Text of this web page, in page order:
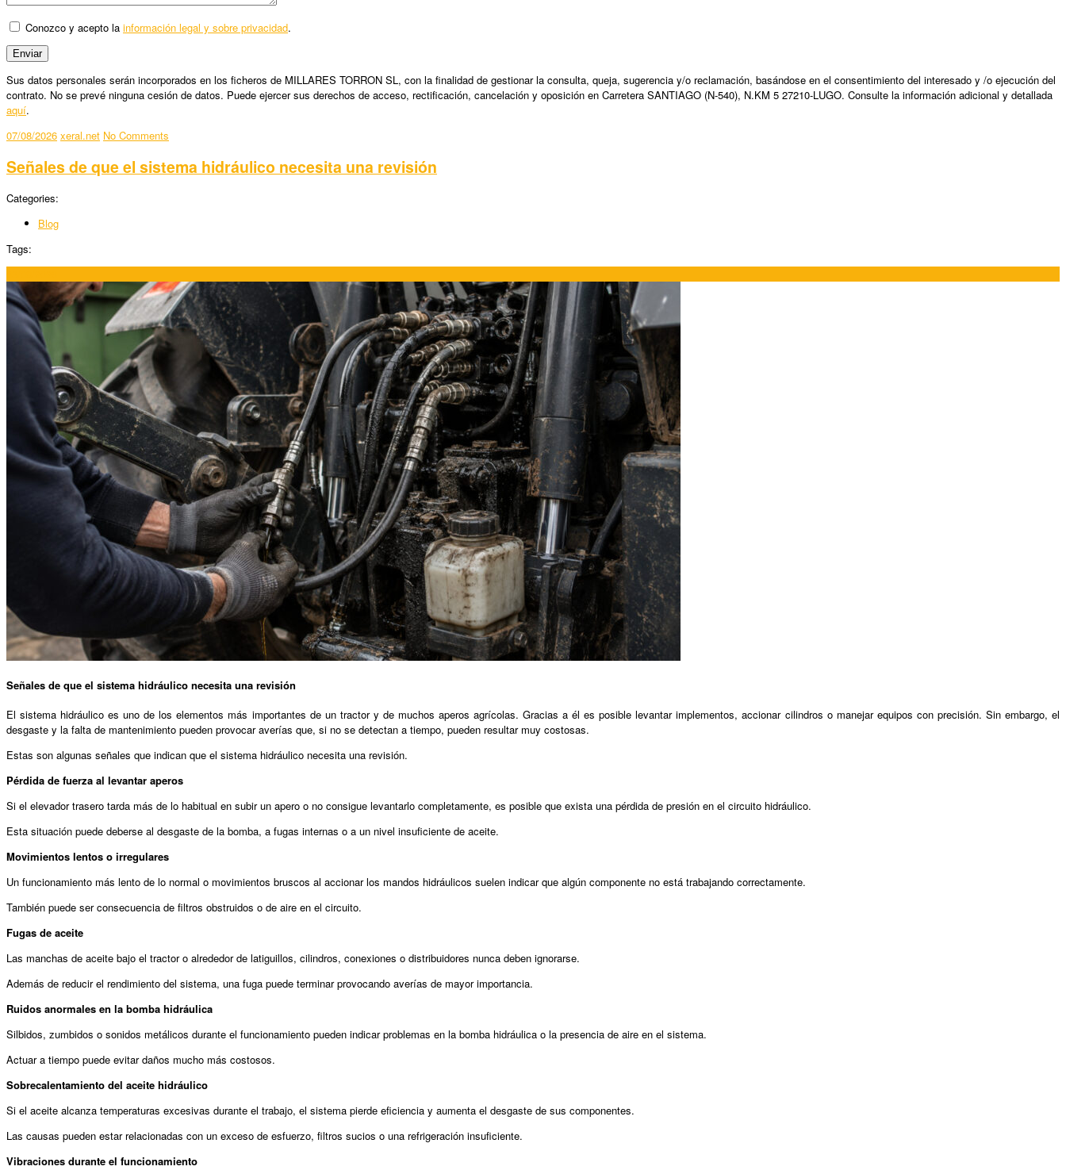
Conozco y acepto la información legal y sobre privacidad.
Sus datos personales serán incorporados en los ficheros de MILLARES TORRON SL, con la finalidad de gestionar la consulta, queja, sugerencia y/o reclamación, basándose en el consentimiento del interesado y /o ejecución del
contrato. No se prevé ninguna cesión de datos. Puede ejercer sus derechos de acceso, rectificación, cancelación y oposición en Carretera SANTIAGO (N-540), N.KM 5 27210-LUGO. Consulte la información adicional y detallada
aquí.
07/08/2026 xeral.net No Comments
Señales de que el sistema hidráulico necesita una revisión
Categories:
Blog
Tags:
Señales de que el sistema hidráulico necesita una revisión
El sistema hidráulico es uno de los elementos más importantes de un tractor y de muchos aperos agrícolas. Gracias a él es posible levantar implementos, accionar cilindros o manejar equipos con precisión. Sin embargo, el
desgaste y la falta de mantenimiento pueden provocar averías que, si no se detectan a tiempo, pueden resultar muy costosas.
Estas son algunas señales que indican que el sistema hidráulico necesita una revisión.
Pérdida de fuerza al levantar aperos
Si el elevador trasero tarda más de lo habitual en subir un apero o no consigue levantarlo completamente, es posible que exista una pérdida de presión en el circuito hidráulico.
Esta situación puede deberse al desgaste de la bomba, a fugas internas o a un nivel insuficiente de aceite.
Movimientos lentos o irregulares
Un funcionamiento más lento de lo normal o movimientos bruscos al accionar los mandos hidráulicos suelen indicar que algún componente no está trabajando correctamente.
También puede ser consecuencia de filtros obstruidos o de aire en el circuito.
Fugas de aceite
Las manchas de aceite bajo el tractor o alrededor de latiguillos, cilindros, conexiones o distribuidores nunca deben ignorarse.
Además de reducir el rendimiento del sistema, una fuga puede terminar provocando averías de mayor importancia.
Ruidos anormales en la bomba hidráulica
Silbidos, zumbidos o sonidos metálicos durante el funcionamiento pueden indicar problemas en la bomba hidráulica o la presencia de aire en el sistema.
Actuar a tiempo puede evitar daños mucho más costosos.
Sobrecalentamiento del aceite hidráulico
Si el aceite alcanza temperaturas excesivas durante el trabajo, el sistema pierde eficiencia y aumenta el desgaste de sus componentes.
Las causas pueden estar relacionadas con un exceso de esfuerzo, filtros sucios o una refrigeración insuficiente.
Vibraciones durante el funcionamiento